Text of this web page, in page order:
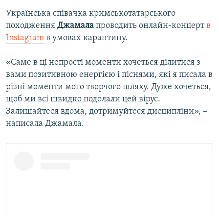
ІНФОГРАФІКА
ДОЛУЧАЙСЯ!
Усі сайти RFE/RL
Українська співачка кримськотатарського
походження Джамала проводить онлайн-концертв
Instagram в умовах карантину.
«Саме в ці непрості моменти хочеться ділитися з
вами позитивною енергією і піснями, які я писала в
різні моменти мого творчого шляху. Дуже хочеться,
щоб ми всі швидко подолали цей вірус.
Залишайтеся вдома, дотримуйтеся дисципліни», –
написала Джамала.